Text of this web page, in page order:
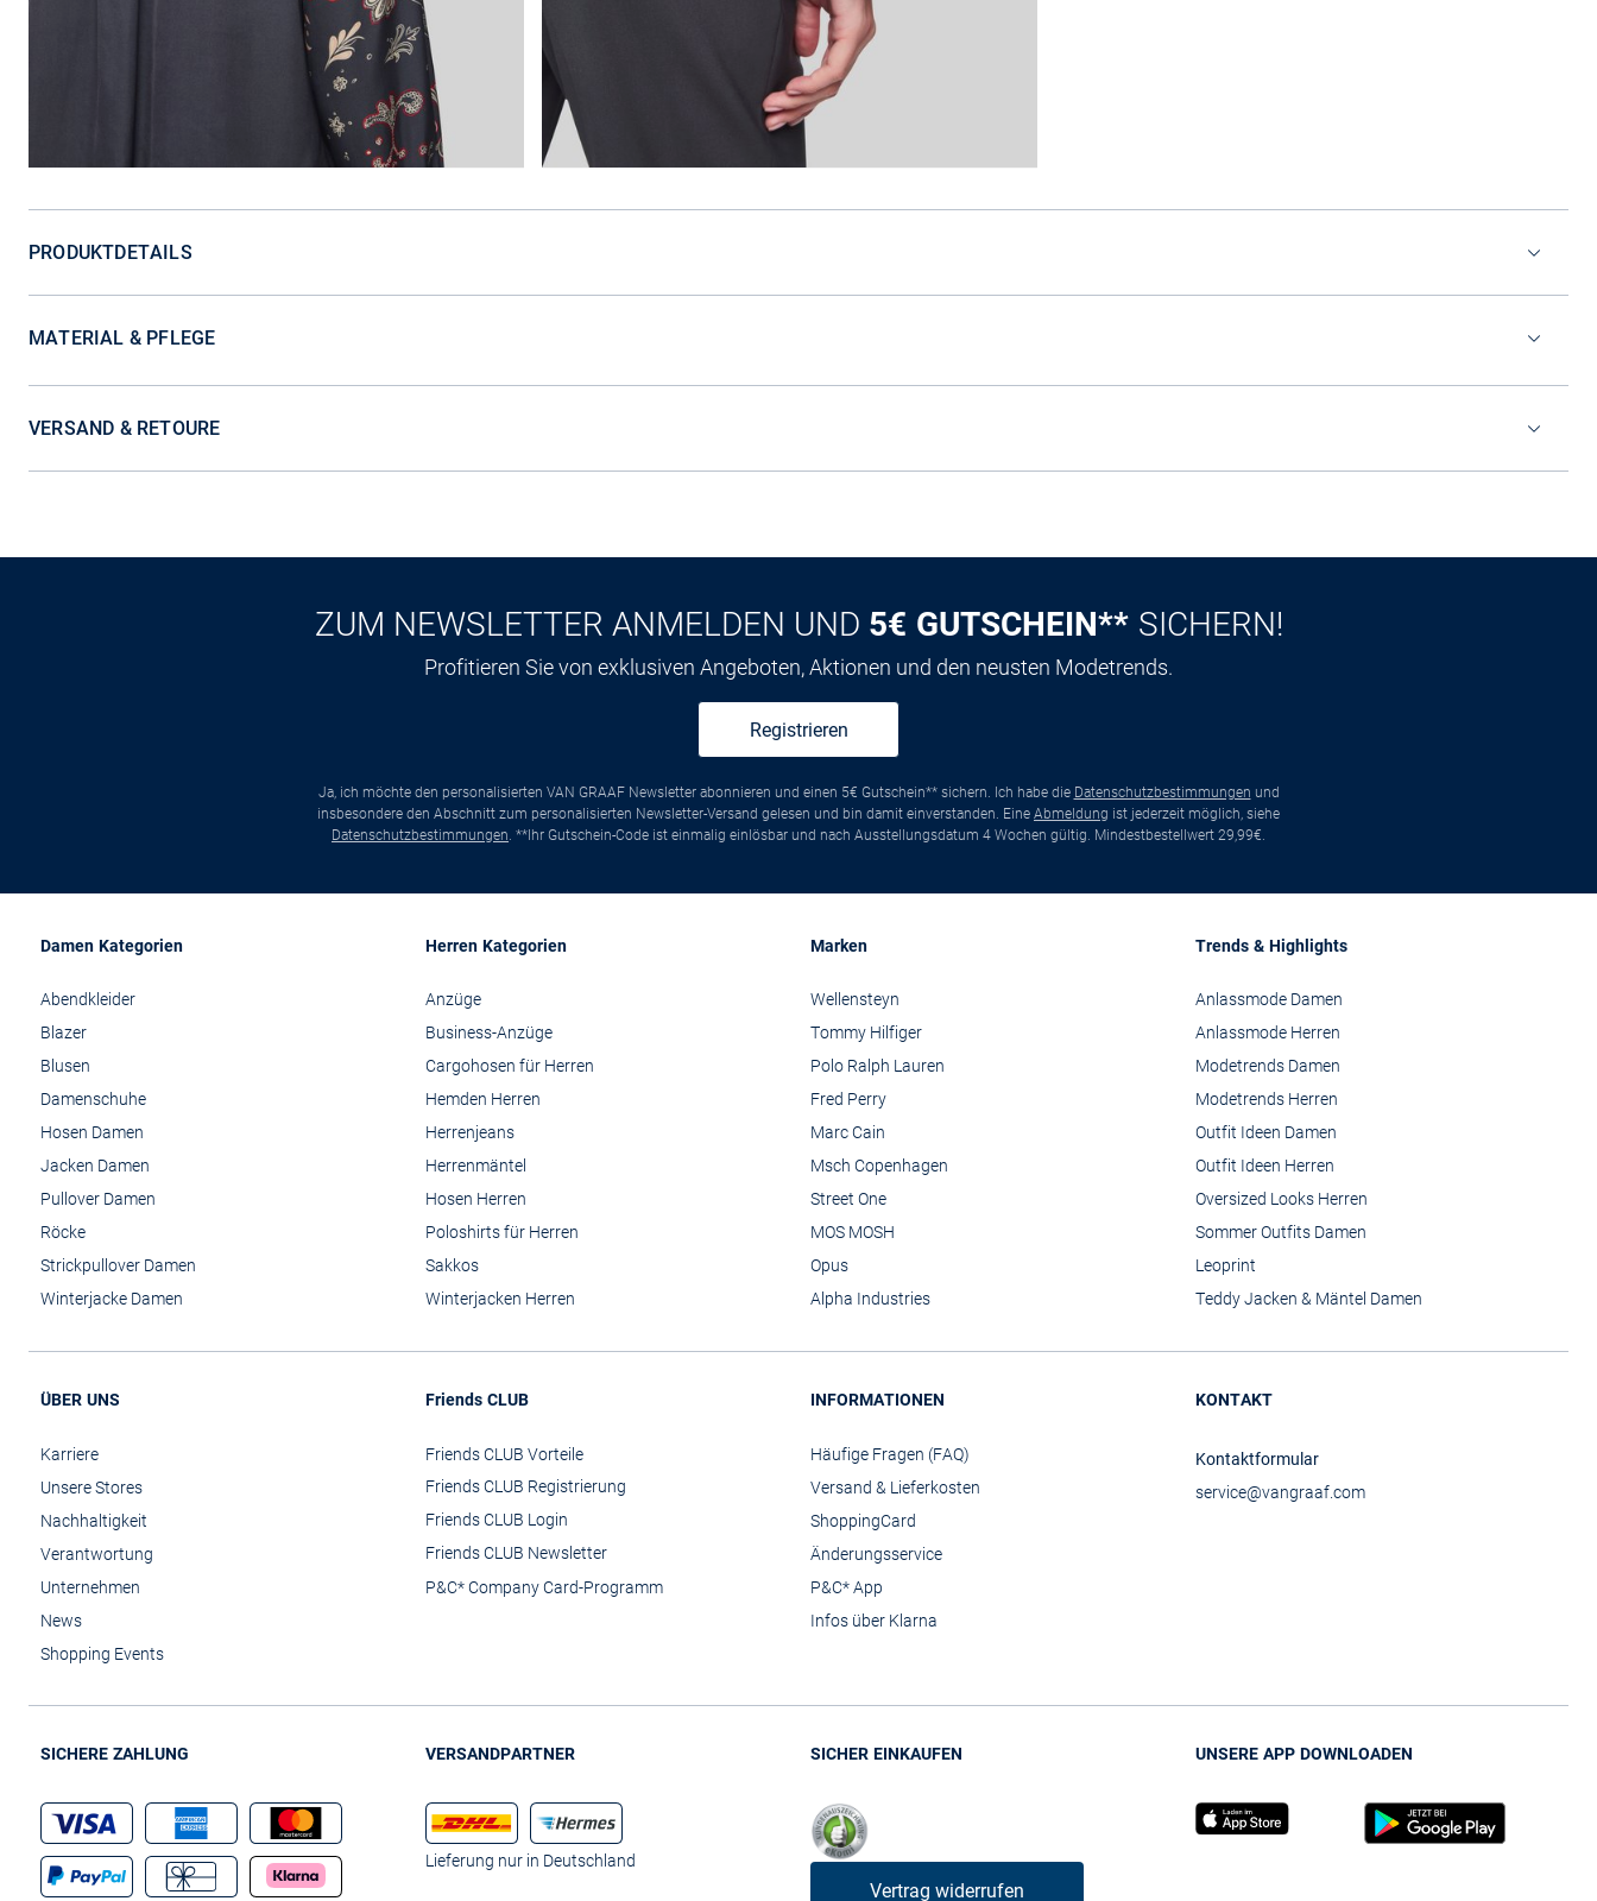
PRODUKTDETAILS
MATERIAL & PFLEGE
VERSAND & RETOURE
ZUM NEWSLETTER ANMELDEN UND 5€ GUTSCHEIN** SICHERN!
Profitieren Sie von exklusiven Angeboten, Aktionen und den neusten Modetrends.
Registrieren
Ja, ich möchte den personalisierten VAN GRAAF Newsletter abonnieren und einen 5€ Gutschein** sichern. Ich habe die Datenschutzbestimmungen und
insbesondere den Abschnitt zum personalisierten Newsletter-Versand gelesen und bin damit einverstanden. Eine Abmeldung ist jederzeit möglich, siehe
Datenschutzbestimmungen. **Ihr Gutschein-Code ist einmalig einlösbar und nach Ausstellungsdatum 4 Wochen gültig. Mindestbestellwert 29,99€.
Damen Kategorien
Abendkleider
Blazer
Blusen
Damenschuhe
Hosen Damen
Jacken Damen
Pullover Damen
Röcke
Strickpullover Damen
Winterjacke Damen
Herren Kategorien
Anzüge
Business-Anzüge
Cargohosen für Herren
Hemden Herren
Herrenjeans
Herrenmäntel
Hosen Herren
Poloshirts für Herren
Sakkos
Winterjacken Herren
Marken
Wellensteyn
Tommy Hilfiger
Polo Ralph Lauren
Fred Perry
Marc Cain
Msch Copenhagen
Street One
MOS MOSH
Opus
Alpha Industries
Trends & Highlights
Anlassmode Damen
Anlassmode Herren
Modetrends Damen
Modetrends Herren
Outfit Ideen Damen
Outfit Ideen Herren
Oversized Looks Herren
Sommer Outfits Damen
Leoprint
Teddy Jacken & Mäntel Damen
ÜBER UNS
Karriere
Unsere Stores
Nachhaltigkeit
Verantwortung
Unternehmen
News
Shopping Events
Friends CLUB
Friends CLUB Vorteile
Friends CLUB Registrierung
Friends CLUB Login
Friends CLUB Newsletter
P&C* Company Card-Programm
INFORMATIONEN
Häufige Fragen (FAQ)
Versand & Lieferkosten
ShoppingCard
Änderungsservice
P&C* App
Infos über Klarna
KONTAKT
Kontaktformular
service@vangraaf.com
SICHERE ZAHLUNG VERSANDPARTNER
Lieferung nur in Deutschland
SICHER EINKAUFEN
Vertrag widerrufen
UNSERE APP DOWNLOADEN